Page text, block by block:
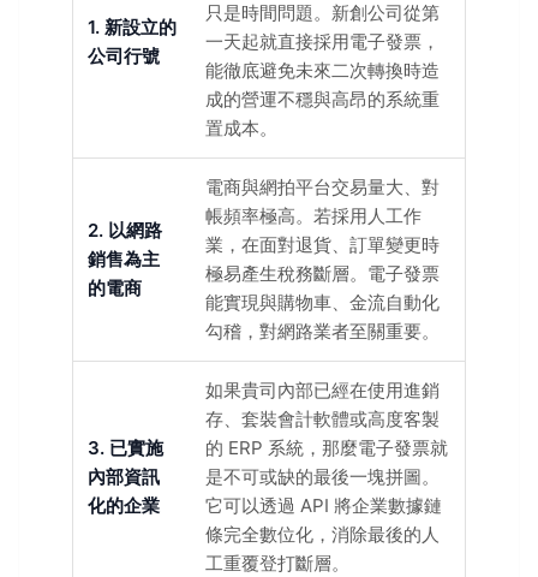
1. 新設立的
公司行號
只是時間問題。新創公司從第
一天起就直接採用電子發票，
能徹底避免未來二次轉換時造
成的營運不穩與高昂的系統重
置成本。
2. 以網路
銷售為主
的電商
電商與網拍平台交易量大、對
帳頻率極高。若採用人工作
業，在面對退貨、訂單變更時
極易產生稅務斷層。電子發票
能實現與購物車、金流自動化
勾稽，對網路業者至關重要。
3. 已實施
內部資訊
化的企業
如果貴司內部已經在使用進銷
存、套裝會計軟體或高度客製
的 ERP 系統，那麼電子發票就
是不可或缺的最後一塊拼圖。
它可以透過 API 將企業數據鏈
條完全數位化，消除最後的人
工重覆登打斷層。